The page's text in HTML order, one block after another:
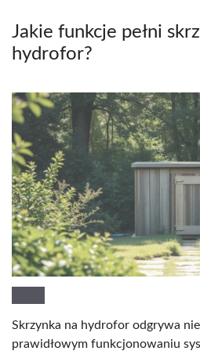
Jakie funkcje pełni
hydrofor?
Skrzynka na hydrofor odgrywa
prawidłowym funkcjonowaniu